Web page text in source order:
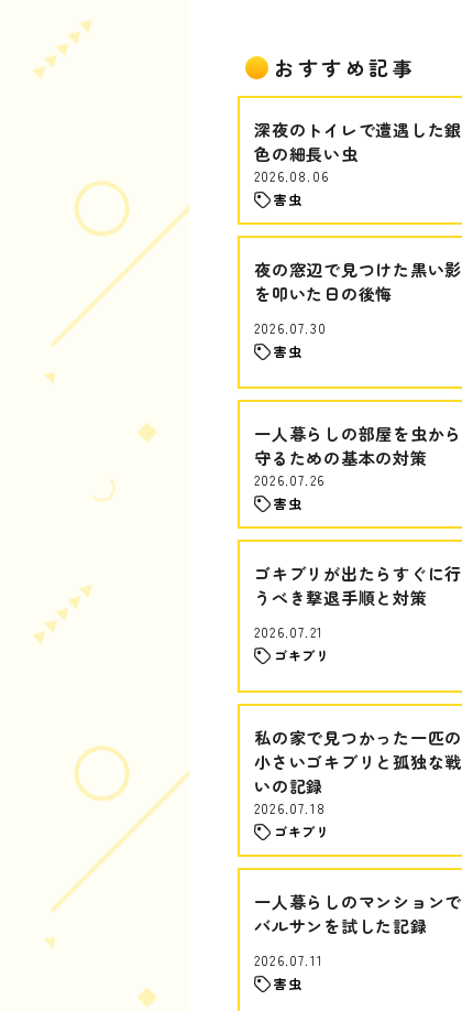
おすすめ記事
深夜のトイレで遭遇した銀
色の細長い虫
2026.08.06
害虫
夜の窓辺で見つけた黒い影
を叩いた日の後悔
2026.07.30
害虫
一人暮らしの部屋を虫から
守るための基本の対策
2026.07.26
害虫
ゴキブリが出たらすぐに行
うべき撃退手順と対策
2026.07.21
ゴキブリ
私の家で見つかった一匹の
小さいゴキブリと孤独な戦
いの記録
2026.07.18
ゴキブリ
一人暮らしのマンションで
バルサンを試した記録
2026.07.11
害虫